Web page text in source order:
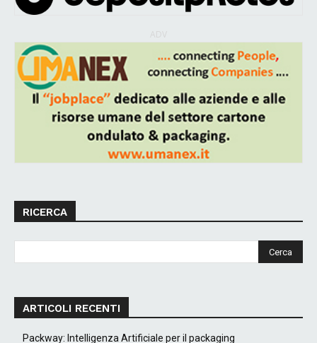
RICERCA
ARTICOLI RECENTI
Packway: Intelligenza Artificiale per il packaging